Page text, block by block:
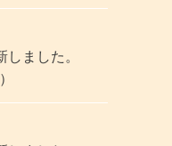
ました。